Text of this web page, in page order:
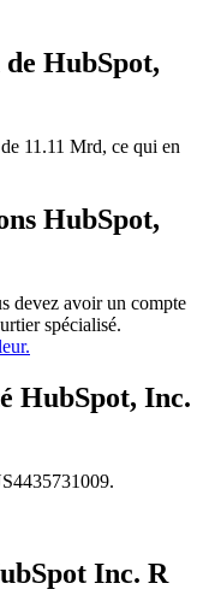
HubSpot,
11.11 Mrd, ce qui en
HubSpot,
devez avoir un compte
spécialisé.
HubSpot, Inc.
Inc. R